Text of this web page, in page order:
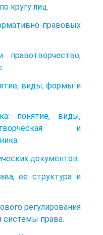
кругу лиц.
правовых
правотворчество,
виды, формы и
понятие, виды,
и
документов.
ее структура и
регулирования
системы права.